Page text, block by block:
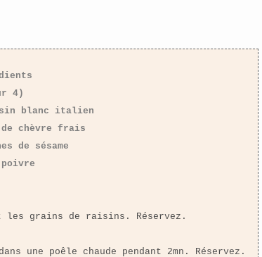
4)
blanc italien
de chèvre frais
de sésame
les grains de raisins. Réservez.
une poêle chaude pendant 2mn. Réservez.